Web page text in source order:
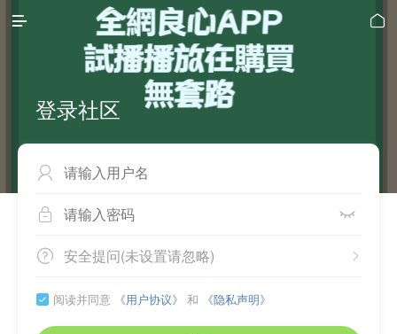
 
登录社区

 
 
安全提问(未设置请忽略)
 阅读并同意 《用户协议》 和 《隐私声明》